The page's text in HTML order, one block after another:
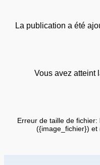
La publication a été
Vous avez atteint
Erreur de taille de
({image_fichier}) et